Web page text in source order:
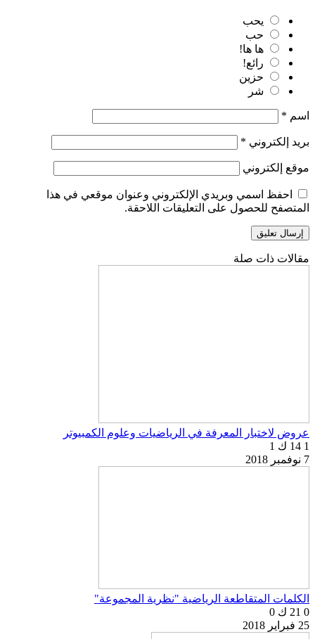
يحب
حب
ها ها!
رائع!
حزين
شر
اسم *
بريد إلكتروني *
موقع إلكتروني
احفظ اسمي وبريدي الإلكتروني وعنوان موقعي في هذا
المتصفح للحصول على التعليقات اللاحقة.
مقالات ذات صلة
عروض لاختبار المعرفة في الرياضيات وعلوم الكمبيوتر
1 14 ك
1
7 نوفمبر 2018
الكلمات المتقاطعة الرياضية "نظرية المجموعة"
0 21 ك
0
25 فبراير 2018